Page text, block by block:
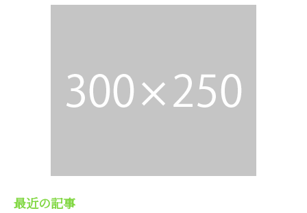
最近の記事